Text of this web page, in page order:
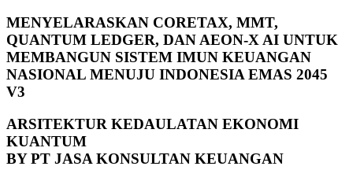
MENYELARASKAN CORETAX, MMT,
QUANTUM LEDGER, DAN AEON-X AI UNTUK
MEMBANGUN SISTEM IMUN KEUANGAN
NASIONAL MENUJU INDONESIA EMAS 2045
V3
ARSITEKTUR KEDAULATAN EKONOMI
KUANTUM
BY PT JASA KONSULTAN KEUANGAN